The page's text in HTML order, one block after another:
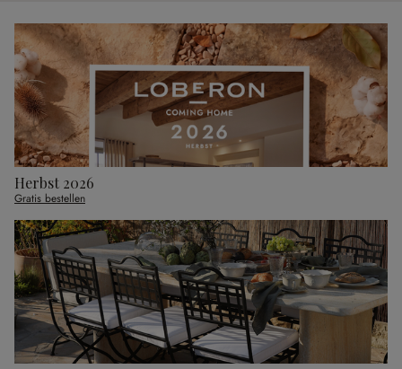
Herbst 2026
Gratis bestellen